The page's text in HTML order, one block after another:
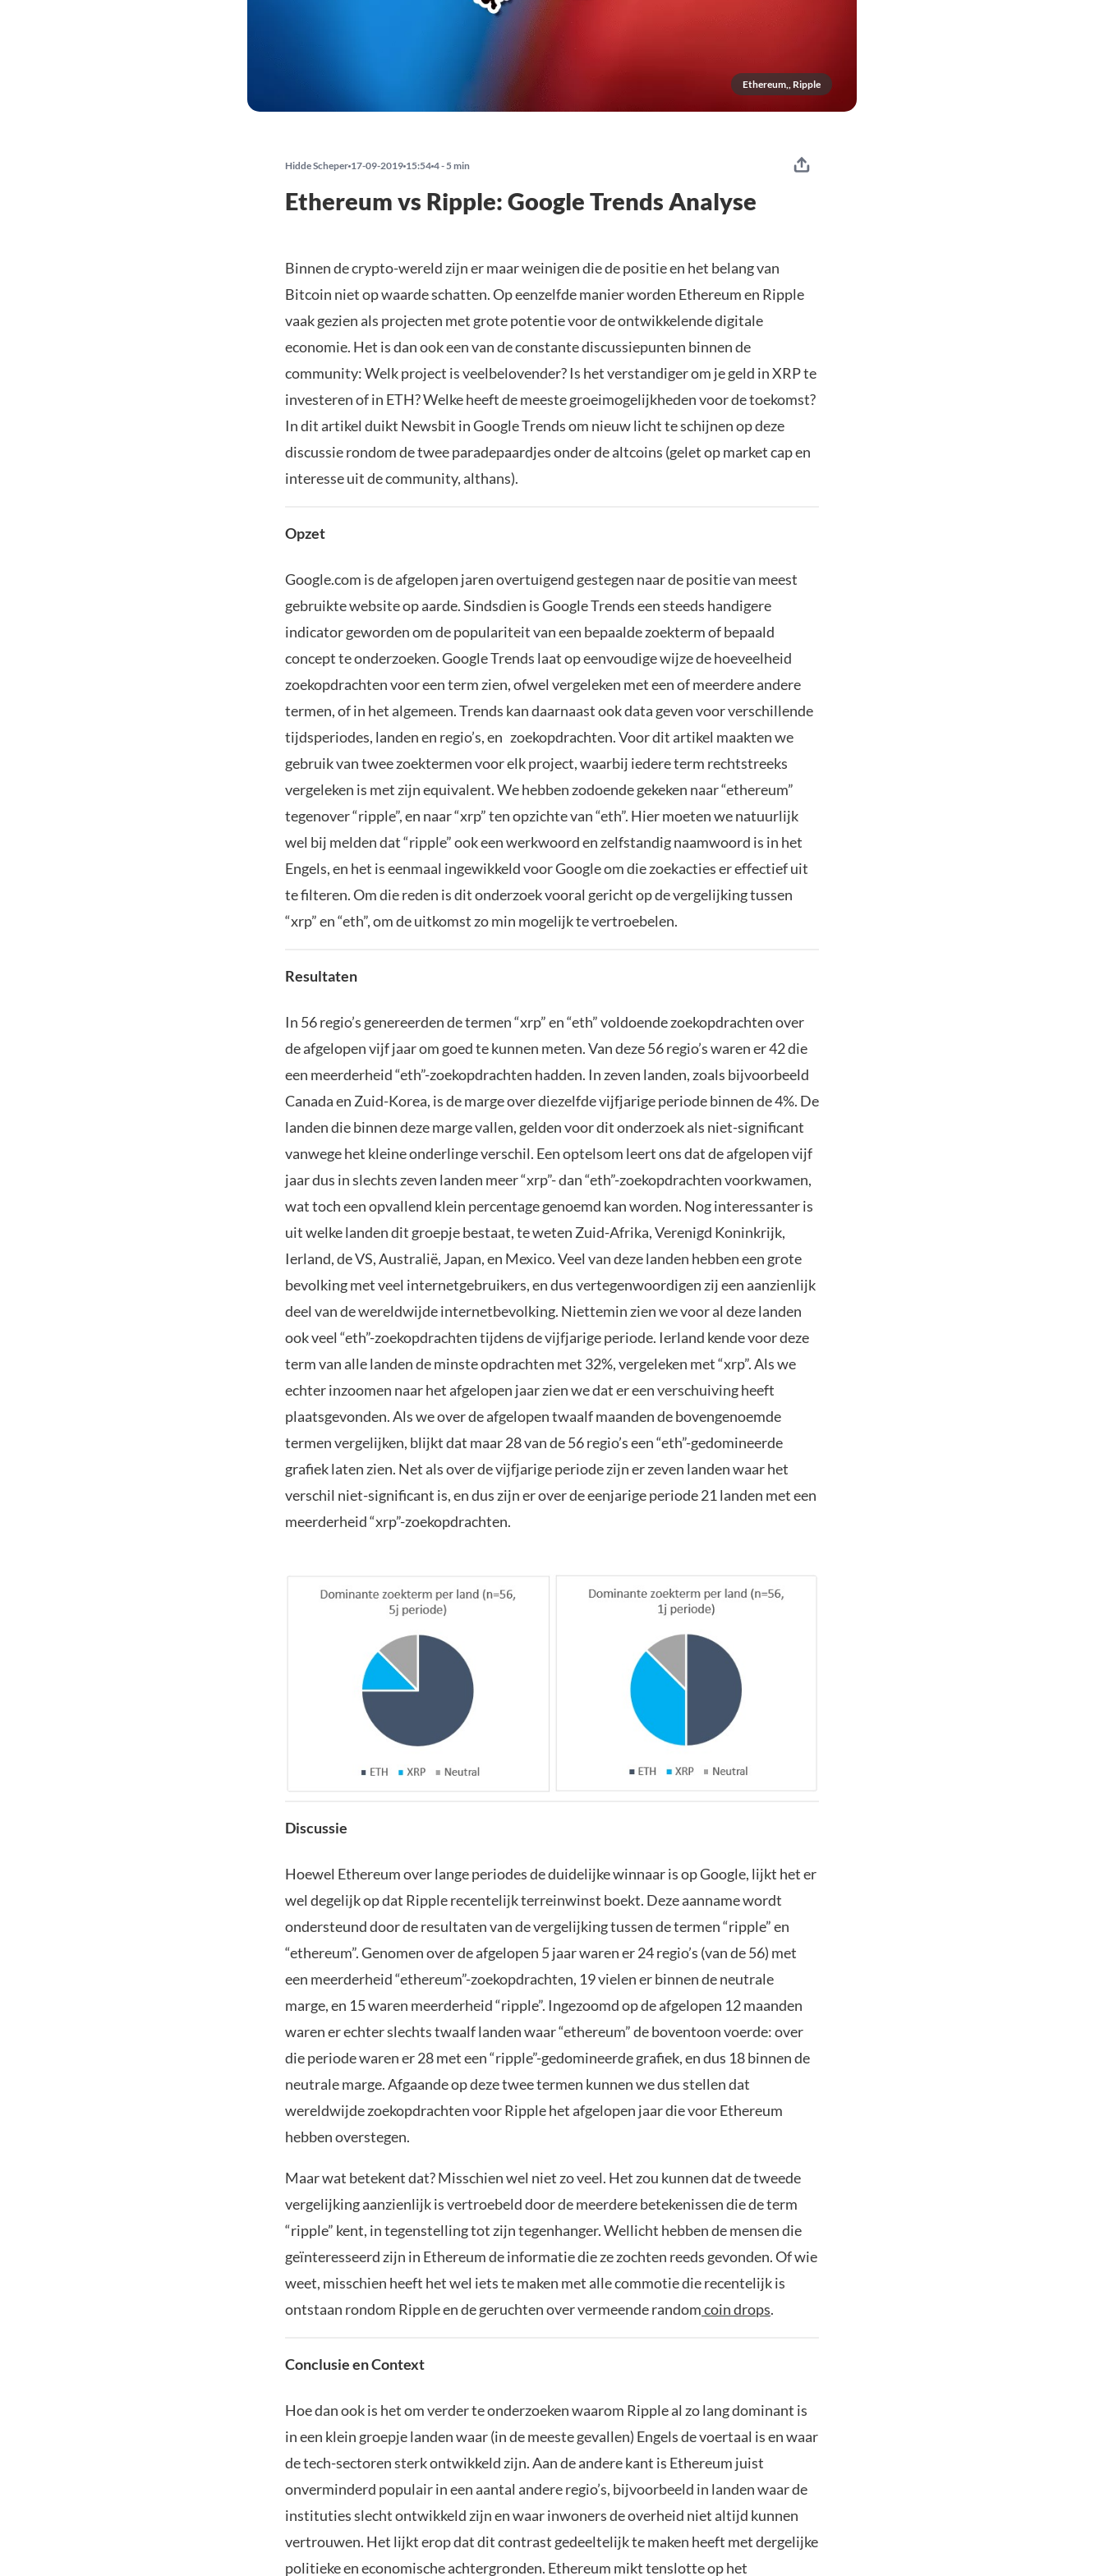
Ethereum,, Ripple
Hidde Scheper 17-09-2019 15:54 4 - 5 min
Ethereum vs Ripple: Google Trends Analyse
Binnen de crypto-wereld zijn er maar weinigen die de positie en het belang van
Bitcoin niet op waarde schatten. Op eenzelfde manier worden Ethereum en Ripple
vaak gezien als projecten met grote potentie voor de ontwikkelende digitale
economie. Het is dan ook een van de constante discussiepunten binnen de
community: Welk project is veelbelovender? Is het verstandiger om je geld in XRP te
investeren of in ETH? Welke heeft de meeste groeimogelijkheden voor de toekomst?
In dit artikel duikt Newsbit in Google Trends om nieuw licht te schijnen op deze
discussie rondom de twee paradepaardjes onder de altcoins (gelet op market cap en
interesse uit de community, althans).
Opzet
Google.com is de afgelopen jaren overtuigend gestegen naar de positie van meest
gebruikte website op aarde. Sindsdien is Google Trends een steeds handigere
indicator geworden om de populariteit van een bepaalde zoekterm of bepaald
concept te onderzoeken. Google Trends laat op eenvoudige wijze de hoeveelheid
zoekopdrachten voor een term zien, ofwel vergeleken met een of meerdere andere
termen, of in het algemeen. Trends kan daarnaast ook data geven voor verschillende
tijdsperiodes, landen en regio’s, en zoekopdrachten. Voor dit artikel maakten we
gebruik van twee zoektermen voor elk project, waarbij iedere term rechtstreeks
vergeleken is met zijn equivalent. We hebben zodoende gekeken naar “ethereum”
tegenover “ripple”, en naar “xrp” ten opzichte van “eth”. Hier moeten we natuurlijk
wel bij melden dat “ripple” ook een werkwoord en zelfstandig naamwoord is in het
Engels, en het is eenmaal ingewikkeld voor Google om die zoekacties er effectief uit
te filteren. Om die reden is dit onderzoek vooral gericht op de vergelijking tussen
“xrp” en “eth”, om de uitkomst zo min mogelijk te vertroebelen.
Resultaten
In 56 regio’s genereerden de termen “xrp” en “eth” voldoende zoekopdrachten over
de afgelopen vijf jaar om goed te kunnen meten. Van deze 56 regio’s waren er 42 die
een meerderheid “eth”-zoekopdrachten hadden. In zeven landen, zoals bijvoorbeeld
Canada en Zuid-Korea, is de marge over diezelfde vijfjarige periode binnen de 4%. De
landen die binnen deze marge vallen, gelden voor dit onderzoek als niet-significant
vanwege het kleine onderlinge verschil. Een optelsom leert ons dat de afgelopen vijf
jaar dus in slechts zeven landen meer “xrp”- dan “eth”-zoekopdrachten voorkwamen,
wat toch een opvallend klein percentage genoemd kan worden. Nog interessanter is
uit welke landen dit groepje bestaat, te weten Zuid-Afrika, Verenigd Koninkrijk,
Ierland, de VS, Australië, Japan, en Mexico. Veel van deze landen hebben een grote
bevolking met veel internetgebruikers, en dus vertegenwoordigen zij een aanzienlijk
deel van de wereldwijde internetbevolking. Niettemin zien we voor al deze landen
ook veel “eth”-zoekopdrachten tijdens de vijfjarige periode. Ierland kende voor deze
term van alle landen de minste opdrachten met 32%, vergeleken met “xrp”. Als we
echter inzoomen naar het afgelopen jaar zien we dat er een verschuiving heeft
plaatsgevonden. Als we over de afgelopen twaalf maanden de bovengenoemde
termen vergelijken, blijkt dat maar 28 van de 56 regio’s een “eth”-gedomineerde
grafiek laten zien. Net als over de vijfjarige periode zijn er zeven landen waar het
verschil niet-significant is, en dus zijn er over de eenjarige periode 21 landen met een
meerderheid “xrp”-zoekopdrachten.
Discussie
Hoewel Ethereum over lange periodes de duidelijke winnaar is op Google, lijkt het er
wel degelijk op dat Ripple recentelijk terreinwinst boekt. Deze aanname wordt
ondersteund door de resultaten van de vergelijking tussen de termen “ripple” en
“ethereum”. Genomen over de afgelopen 5 jaar waren er 24 regio’s (van de 56) met
een meerderheid “ethereum”-zoekopdrachten, 19 vielen er binnen de neutrale
marge, en 15 waren meerderheid “ripple”. Ingezoomd op de afgelopen 12 maanden
waren er echter slechts twaalf landen waar “ethereum” de boventoon voerde: over
die periode waren er 28 met een “ripple”-gedomineerde grafiek, en dus 18 binnen de
neutrale marge. Afgaande op deze twee termen kunnen we dus stellen dat
wereldwijde zoekopdrachten voor Ripple het afgelopen jaar die voor Ethereum
hebben overstegen.
Maar wat betekent dat? Misschien wel niet zo veel. Het zou kunnen dat de tweede
vergelijking aanzienlijk is vertroebeld door de meerdere betekenissen die de term
“ripple” kent, in tegenstelling tot zijn tegenhanger. Wellicht hebben de mensen die
geïnteresseerd zijn in Ethereum de informatie die ze zochten reeds gevonden. Of wie
weet, misschien heeft het wel iets te maken met alle commotie die recentelijk is
ontstaan rondom Ripple en de geruchten over vermeende randomcoin drops.
Conclusie en Context
Hoe dan ook is het om verder te onderzoeken waarom Ripple al zo lang dominant is
in een klein groepje landen waar (in de meeste gevallen) Engels de voertaal is en waar
de tech-sectoren sterk ontwikkeld zijn. Aan de andere kant is Ethereum juist
onverminderd populair in een aantal andere regio’s, bijvoorbeeld in landen waar de
instituties slecht ontwikkeld zijn en waar inwoners de overheid niet altijd kunnen
vertrouwen. Het lijkt erop dat dit contrast gedeeltelijk te maken heeft met dergelijke
politieke en economische achtergronden. Ethereum mikt tenslotte op het